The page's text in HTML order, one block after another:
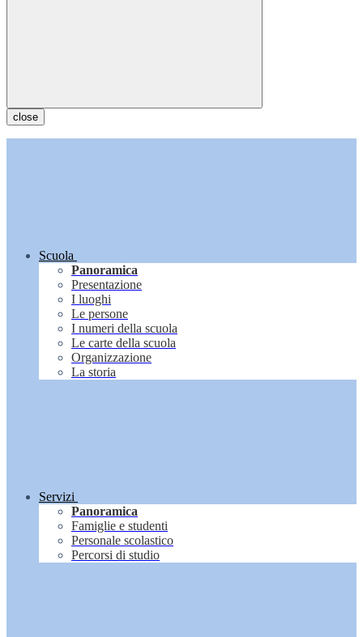
close
Scuola
Panoramica
Presentazione
I luoghi
Le persone
I numeri della scuola
Le carte della scuola
Organizzazione
La storia
Servizi
Panoramica
Famiglie e studenti
Personale scolastico
Percorsi di studio